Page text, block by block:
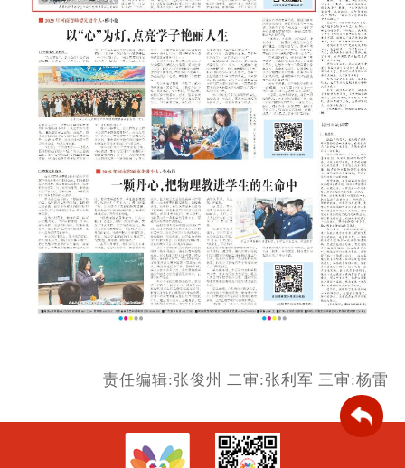
责任编辑:张俊州 二审:张利军 三审:杨雷